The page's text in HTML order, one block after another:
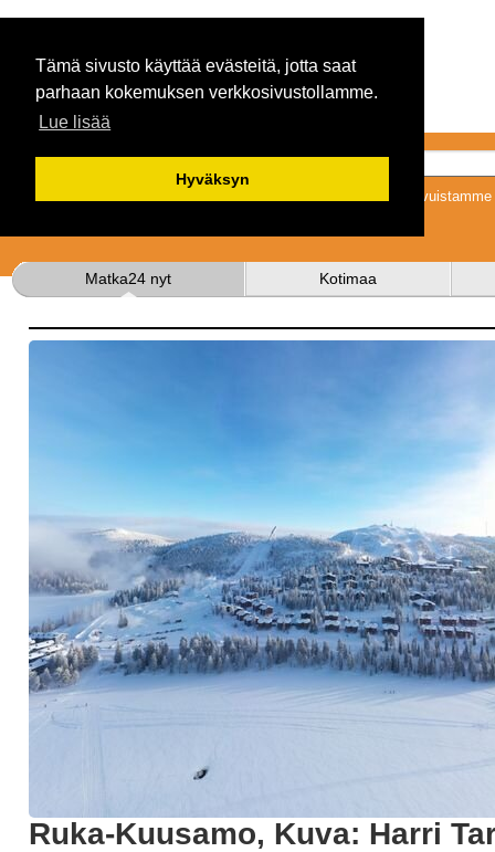
Tämä sivusto käyttää evästeitä, jotta saat
parhaan kokemuksen verkkosivustollamme.
Lue lisää
Hyväksyn
Tykkäämällä
Matka24 nyt Kotimaa
Ruka-Kuusamo, Kuva: Harri